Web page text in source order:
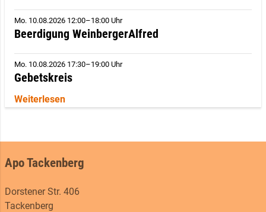
Mo. 10.08.2026 12:00–18:00 Uhr
Beerdigung WeinbergerAlfred
Mo. 10.08.2026 17:30–19:00 Uhr
Gebetskreis
Weiterlesen
Apo Tackenberg
Dorstener Str. 406
Tackenberg